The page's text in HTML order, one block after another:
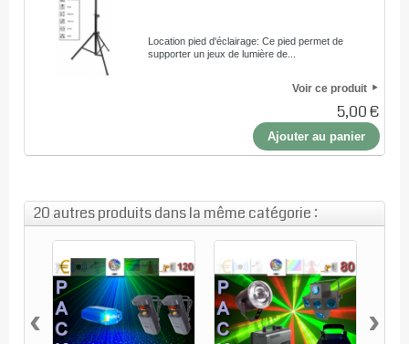
Location pied d'éclairage: Ce pied permet de
supporter un jeux de lumière de...
Voir ce produit
5,00 €
Ajouter au panier
20 autres produits dans la même catégorie :
‹ ›